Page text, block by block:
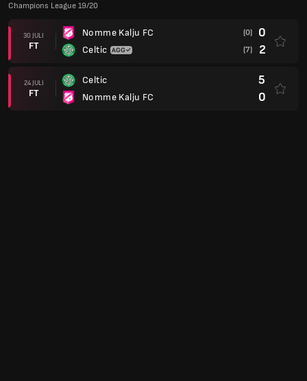
Champions League 19/20
30 JULI
FT
Nomme Kalju FC
Celtic
(0) 0
(7) 2
24 JULI
FT
Celtic
Nomme Kalju FC
5
0